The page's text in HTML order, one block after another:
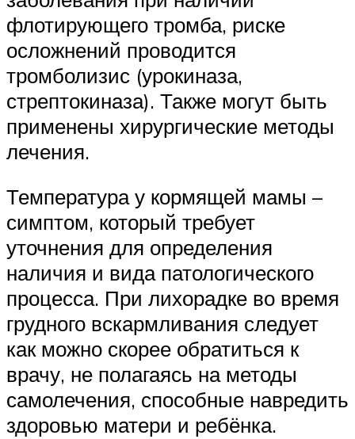
флотирующего тромба, риске
осложнений проводится
тромболизис (урокиназа,
стрептокиназа). Также могут быть
применены хирургические методы
лечения.
Температура у кормящей мамы –
симптом, который требует
уточнения для определения
наличия и вида патологического
процесса. При лихорадке во время
грудного вскармливания следует
как можно скорее обратиться к
врачу, не полагаясь на методы
самолечения, способные навредить
здоровью матери и ребёнка.